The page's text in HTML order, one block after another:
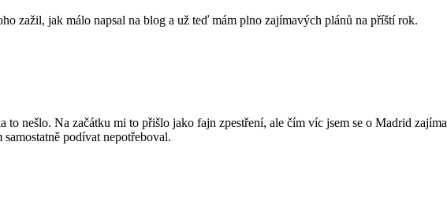
zažil, jak málo napsal na blog a už teď mám plno zajímavých plánů na příští rok.
to nešlo. Na začátku mi to přišlo jako fajn zpestření, ale čím víc jsem se o Madrid
podívat nepotřeboval.